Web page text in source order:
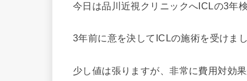
今日は品川近視クリニックへICLの3年
3年前に意を決してICLの施術を受けま
少し値は張りますが、非常に費用対効